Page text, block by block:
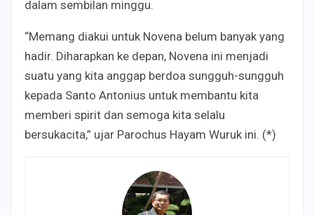
dalam sembilan minggu.
“Memang diakui untuk Novena belum banyak yang
hadir. Diharapkan ke depan, Novena ini menjadi
suatu yang kita anggap berdoa sungguh-sungguh
kepada Santo Antonius untuk membantu kita
memberi spirit dan semoga kita selalu
bersukacita,” ujar Parochus Hayam Wuruk ini. (*)